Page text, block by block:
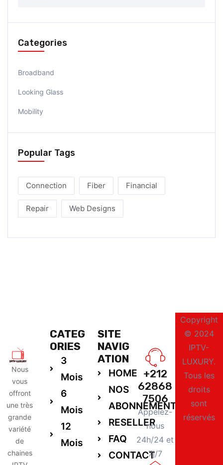
Categories
Broadband
Looking Glass
Mobility
Popular Tags
Connection Fiber Financial
Repair Web Designs
Nous
vous
offront
une très
grande
variété
de
chaines
CATEG
ORIES
3
Mois
6
Mois
12
Mois
SITE
NAVIG
ATION
HOME
NOS
ABONNEMENTS
RESELLER
FAQ
CONTACT
+212
62868
7506
Appelez-
nous
24h/24 et
7j/7
Copyright
© 2024
IPTV-
LUXURY.
Tous les
droits
sont
réservés